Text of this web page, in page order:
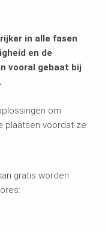
in alle fasen
en de
vooral gebaat bij
om
plaatsen voordat ze
gratis worden